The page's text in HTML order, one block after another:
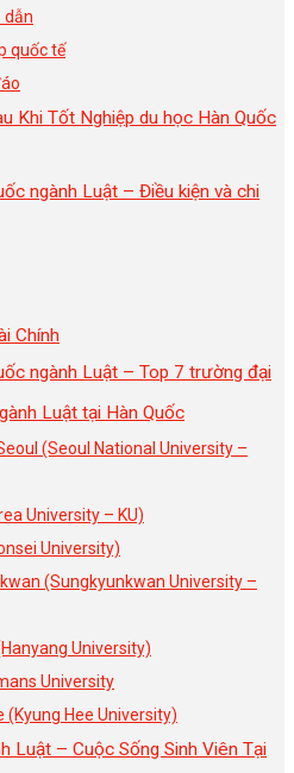
dẫn
quốc tế
Khi Tốt Nghiệp du học Hàn Quốc
ngành Luật – Điều kiện và chi
Chính
ngành Luật – Top 7 trường đại
Luật tại Hàn Quốc
(Seoul National University –
University – KU)
University)
(Sungkyunkwan University –
University)
University
(Kyung Hee University)
Luật – Cuộc Sống Sinh Viên Tại